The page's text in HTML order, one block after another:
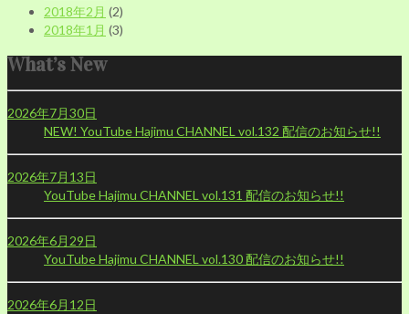
2018年2月 (2)
2018年1月 (3)
What’s New
2026年7月30日
NEW! YouTube Hajimu CHANNEL vol.132 配信のお知らせ!!
2026年7月13日
YouTube Hajimu CHANNEL vol.131 配信のお知らせ!!
2026年6月29日
YouTube Hajimu CHANNEL vol.130 配信のお知らせ!!
2026年6月12日